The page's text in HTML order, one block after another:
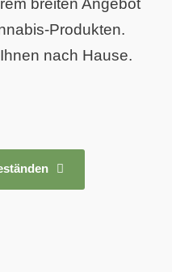
breiten Angebot
Produkten.
nach Hause.